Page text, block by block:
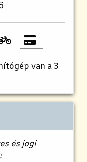
van a 3
és jogi